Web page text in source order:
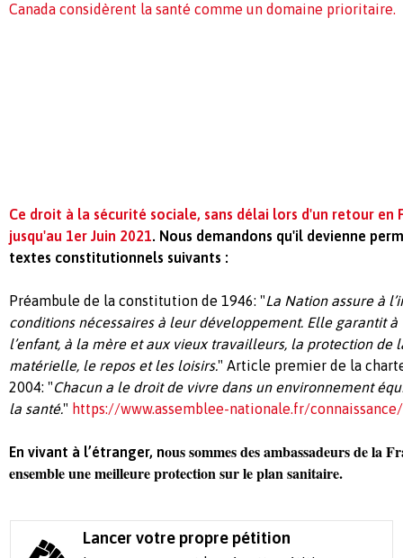
Canada considèrent la santé comme un domaine prioritaire.
Ce droit à la sécurité sociale, sans délai lors d'un retour en
jusqu'au 1er Juin 2021. Nous demandons qu'il devienne
textes constitutionnels suivants :
Préambule de la constitution de 1946: "La Nation assure à
conditions nécessaires à leur développement. Elle garantit à
l’enfant, à la mère et aux vieux travailleurs, la protection de
matérielle, le repos et les loisirs." Article premier de la
2004: "Chacun a le droit de vivre dans un environnement
la santé." https://www.assemblee-nationale.fr/
En vivant à l’étranger, nous sommes des ambassadeurs de la
ensemble une meilleure protection sur le plan sanitaire.
Lancer votre propre pétition